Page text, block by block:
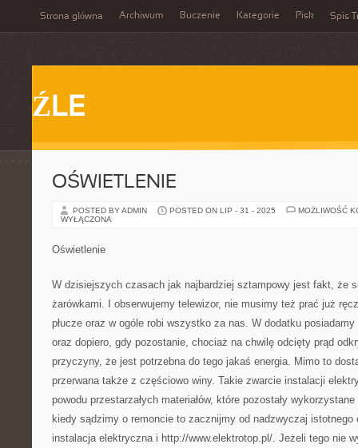
Strona główna Archiwum Buczenie Kategorie Pisk Spis
ŹLE
OŚWIETLENIE
POSTED BY ADMIN POSTED ON LIP - 31 - 2025
MOŻLIWOŚĆ
WYŁĄCZONA
Oświetlenie
W dzisiejszych czasach jak najbardziej sztampowy jest fakt, że
żarówkami. I obserwujemy telewizor, nie musimy też prać już
płucze oraz w ogóle robi wszystko za nas. W dodatku
oraz dopiero, gdy pozostanie, chociaż na chwilę odcięty prąd
przyczyny, że jest potrzebna do tego jakaś energia. Mimo to
przerwana także z częściowo winy. Takie zwarcie instalacji
powodu przestarzałych materiałów, które pozostały
kiedy sądzimy o remoncie to zacznijmy od nadzwyczaj istotnego
instalacja elektryczna i http://www.elektrotop.pl/. Jeżeli tego nie